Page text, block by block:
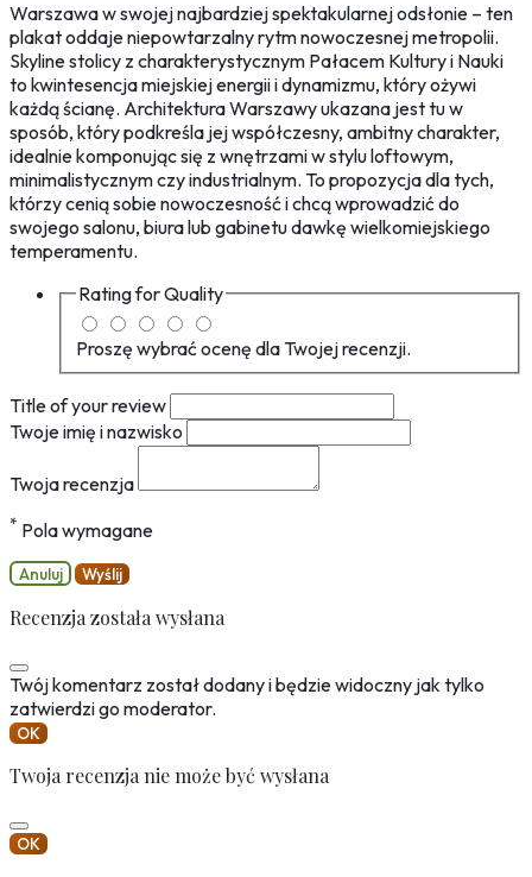
Warszawa w swojej najbardziej spektakularnej odsłonie – ten
plakat oddaje niepowtarzalny rytm nowoczesnej metropolii.
Skyline stolicy z charakterystycznym Pałacem Kultury i Nauki
to kwintesencja miejskiej energii i dynamizmu, który ożywi
każdą ścianę. Architektura Warszawy ukazana jest tu w
sposób, który podkreśla jej współczesny, ambitny charakter,
idealnie komponując się z wnętrzami w stylu loftowym,
minimalistycznym czy industrialnym. To propozycja dla tych,
którzy cenią sobie nowoczesność i chcą wprowadzić do
swojego salonu, biura lub gabinetu dawkę wielkomiejskiego
temperamentu.
Rating forQuality
Proszę wybrać ocenę dla Twojej recenzji.
Title of your review
Twoje imię i nazwisko
Twoja recenzja
* Pola wymagane
Anuluj Wyślij
Recenzja została wysłana
Twój komentarz został dodany i będzie widoczny jak tylko
zatwierdzi go moderator.
OK
Twoja recenzja nie może być wysłana
OK